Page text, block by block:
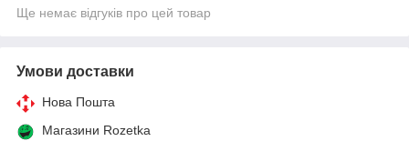
Ще немає відгуків про цей товар
Умови доставки
Нова Пошта
Магазини Rozetka